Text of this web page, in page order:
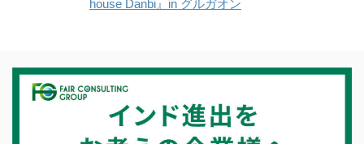
house Danbi』in グルガオン